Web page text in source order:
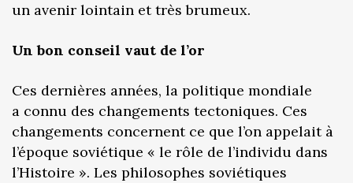
un avenir lointain et très brumeux.
Un bon conseil vaut de l’or
Ces dernières années, la politique mondiale
a connu des changements tectoniques. Ces
changements concernent ce que l’on appelait à
l’époque soviétique « le rôle de l’individu dans
l’Histoire ». Les philosophes soviétiques